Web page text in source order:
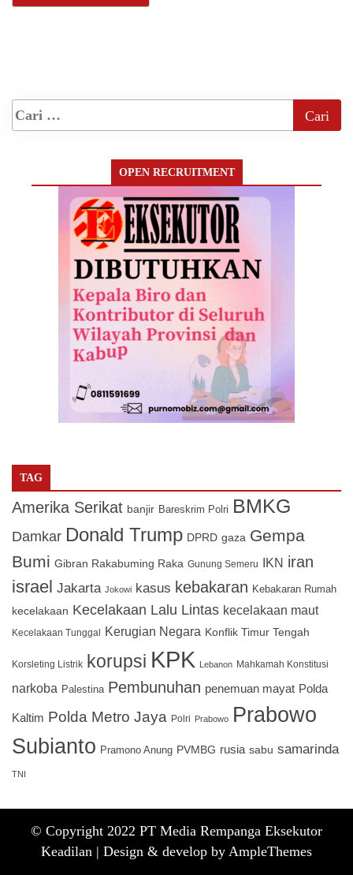
OPEN RECRUITMENT
TAG
Amerika Serikat banjir Bareskrim Polri BMKG
Damkar Donald Trump DPRD gaza Gempa
Bumi Gibran Rakabuming Raka Gunung Semeru IKN iran
israel Jakarta Jokowi kasus kebakaran Kebakaran Rumah
kecelakaan Kecelakaan Lalu Lintas kecelakaan maut
Kecelakaan Tunggal Kerugian Negara Konflik Timur Tengah
Korsleting Listrik korupsi KPK Lebanon Mahkamah Konstitusi
narkoba Palestina Pembunuhan penemuan mayat Polda
Kaltim Polda Metro Jaya Polri Prabowo Prabowo
Subianto Pramono Anung PVMBG rusia sabu samarinda
TNI
© Copyright 2022 PT Media Rempanga Eksekutor
Keadilan | Design & develop by AmpleThemes